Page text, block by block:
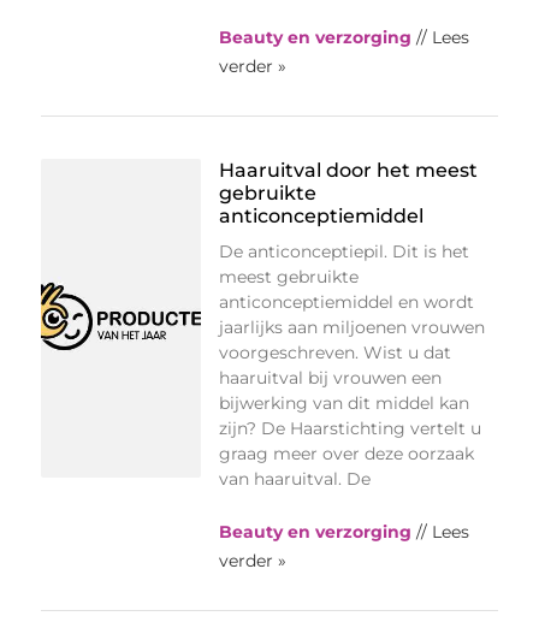
Beauty en verzorging // Lees
verder »
Haaruitval door het meest
gebruikte
anticonceptiemiddel
De anticonceptiepil. Dit is het
meest gebruikte
anticonceptiemiddel en wordt
jaarlijks aan miljoenen vrouwen
voorgeschreven. Wist u dat
haaruitval bij vrouwen een
bijwerking van dit middel kan
zijn? De Haarstichting vertelt u
graag meer over deze oorzaak
van haaruitval. De
Beauty en verzorging // Lees
verder »